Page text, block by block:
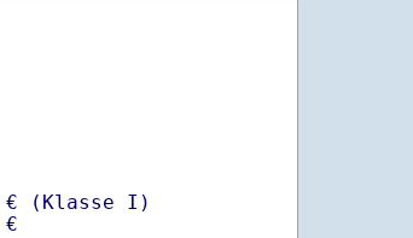
(Klasse I)